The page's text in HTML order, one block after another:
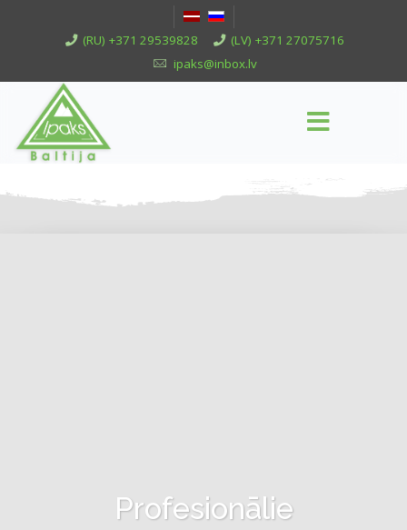
(RU) +371 29539828
(LV) +371 27075716
ipaks@inbox.lv
Profesionālie